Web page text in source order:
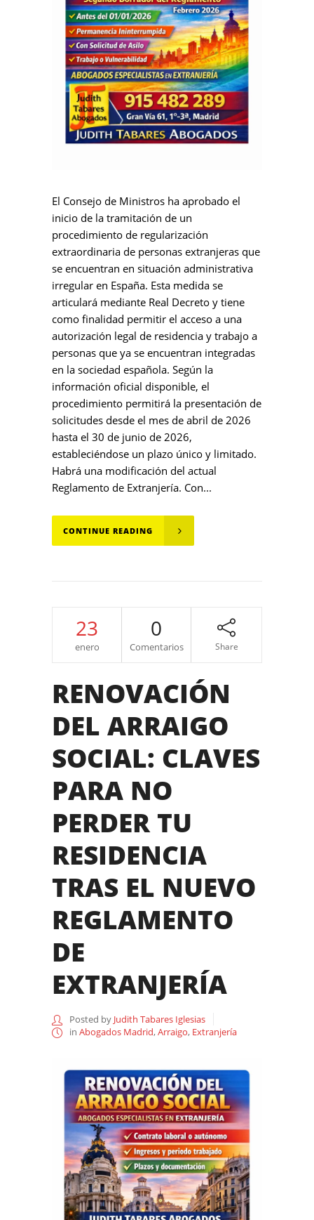
El Consejo de Ministros ha aprobado el
inicio de la tramitación de un
procedimiento de regularización
extraordinaria de personas extranjeras que
se encuentran en situación administrativa
irregular en España. Esta medida se
articulará mediante Real Decreto y tiene
como finalidad permitir el acceso a una
autorización legal de residencia y trabajo a
personas que ya se encuentran integradas
en la sociedad española. Según la
información oficial disponible, el
procedimiento permitirá la presentación de
solicitudes desde el mes de abril de 2026
hasta el 30 de junio de 2026,
estableciéndose un plazo único y limitado.
Habrá una modificación del actual
Reglamento de Extranjería. Con...
CONTINUE READING
23
enero
0
Comentarios Share
RENOVACIÓN
DEL ARRAIGO
SOCIAL: CLAVES
PARA NO
PERDER TU
RESIDENCIA
TRAS EL NUEVO
REGLAMENTO
DE
EXTRANJERÍA
Posted by Judith Tabares Iglesias
in Abogados Madrid,Arraigo, Extranjería